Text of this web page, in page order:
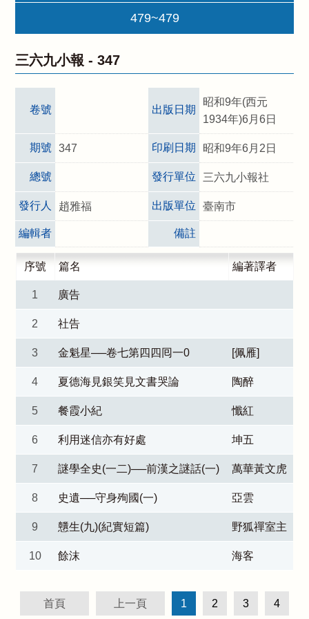
479~479
三六九小報 -347
卷號 出版日期
昭和9年(西元
1934年)6月6日
期號 347 印刷日期 昭和9年6月2日
總號 發行單位 三六九小報社
發行人 趙雅福 出版單位 臺南市
編輯者 備註
序號 篇名 編著譯者
1 廣告
2 社告
3 金魁星──卷七第四四囘一0 [佩雁]
4 夏德海見銀笑見文書哭論 陶醉
5 餐霞小紀 懺紅
6 利用迷信亦有好處 坤五
7 謎學全史(一二)──前漢之謎話(一) 萬華黃文虎
8 史遺──守身殉國(一) 亞雲
9 戇生(九)(紀實短篇) 野狐禪室主
10 餘沫 海客
首頁 上一頁 1 2 3 4